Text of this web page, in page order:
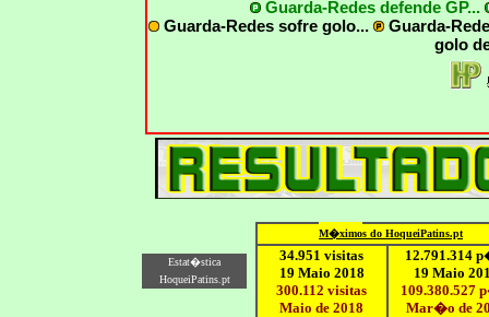
Guarda-Redes defende GP...
Guarda-Redes sofre golo...
Guarda-
golo
Estat�stica
HoqueiPatins.pt
M�ximos do HoqueiPatins.pt
34.951 visitas
19 Maio 2018
300.112 visitas
Maio de 2018
12.791.314
19 Maio
109.380.527
Mar�o de